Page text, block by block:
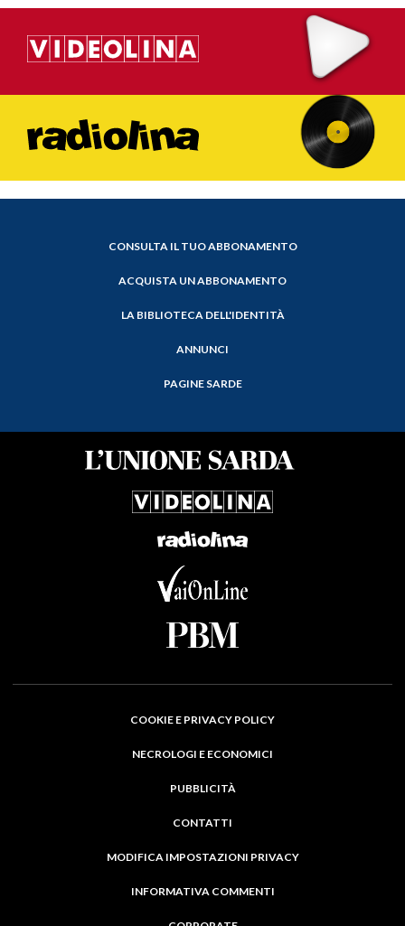
CONSULTA IL TUO ABBONAMENTO
ACQUISTA UN ABBONAMENTO
LA BIBLIOTECA DELL'IDENTITÀ
ANNUNCI
PAGINE SARDE
COOKIE E PRIVACY POLICY
NECROLOGI E ECONOMICI
PUBBLICITÀ
CONTATTI
MODIFICA IMPOSTAZIONI PRIVACY
INFORMATIVA COMMENTI